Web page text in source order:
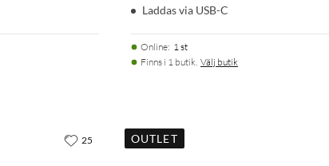
Laddas via USB-C
Online: 1 st
Finns i 1 butik. Välj butik
25 OUTLET